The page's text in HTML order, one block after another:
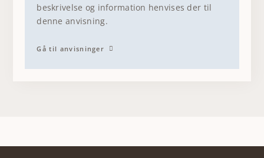
beskrivelse og information henvises der til
denne anvisning.
Gå til anvisninger